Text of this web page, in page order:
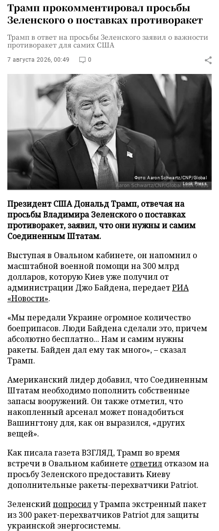
Трамп прокомментировал просьбы
Зеленского о поставках противоракет
Трамп в ответ на просьбы Зеленского заявил о важности
противоракет для самих США
7 августа 2026, 00:49 0
Фото: Aaron Schwartz/CNP/Global
Look Press
Президент США Дональд Трамп, отвечая на
просьбы Владимира Зеленского о поставках
противоракет, заявил, что они нужны и самим
Соединенным Штатам.
Выступая в Овальном кабинете, он напомнил о
масштабной военной помощи на 300 млрд
долларов, которую Киев уже получил от
администрации Джо Байдена, передаетРИА
«Новости».
«Мы передали Украине огромное количество
боеприпасов. Люди Байдена сделали это, причем
абсолютно бесплатно... Нам и самим нужны
ракеты. Байден дал ему так много», – сказал
Трамп.
Американский лидер добавил, что Соединенным
Штатам необходимо пополнить собственные
запасы вооружений. Он также отметил, что
накопленный арсенал может понадобиться
Вашингтону для, как он выразился, «других
вещей».
Как писала газета ВЗГЛЯД, Трамп во время
встречи в Овальном кабинете ответил отказом на
просьбу Зеленского предоставить Киеву
дополнительные ракеты-перехватчики Patriot.
Зеленскийпопросилу Трампа экстренный пакет
из 300 ракет-перехватчиков Patriot для защиты
украинской энергосистемы.